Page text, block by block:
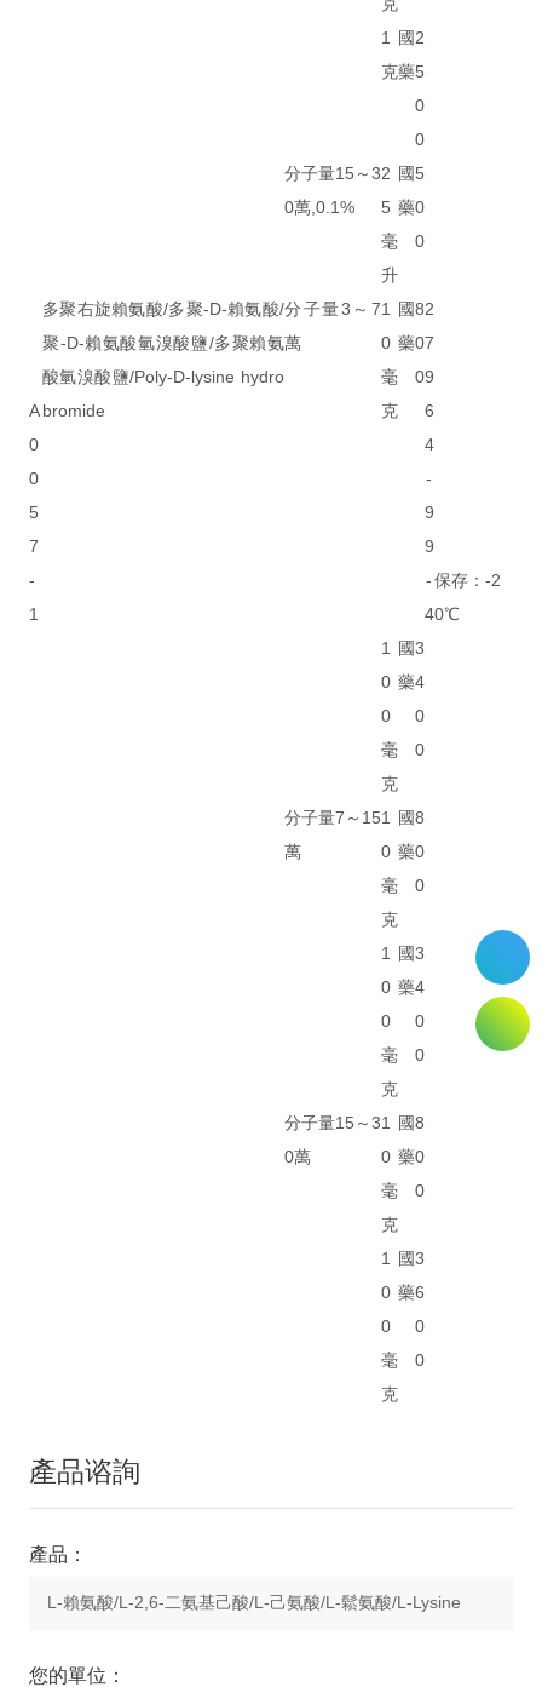
1
克
國
藥
2
5
0
0
分子量15～3
0萬,0.1%
2
5
毫
升
國
藥
5
0
0
A
0
0
5
7
-
1
多聚右旋賴氨酸/多聚-D-賴氨酸/
聚-D-賴氨酸氫溴酸鹽/多聚賴氨
酸氫溴酸鹽/Poly-D-lysine hydro
bromide
分子量3～7
萬
1
0
毫
克
國
藥
8
0
0
2
7
9
6
4
-
9
9
-
4
保存：-2
0℃
1
0
0
毫
克
國
藥
3
4
0
0
分子量7～15
萬
1
0
毫
克
國
藥
8
0
0
1
0
0
毫
克
國
藥
3
4
0
0
分子量15～3
0萬
1
0
毫
克
國
藥
8
0
0
1
0
0
毫
克
國
藥
3
6
0
0
產品谘詢
產品：
您的單位：